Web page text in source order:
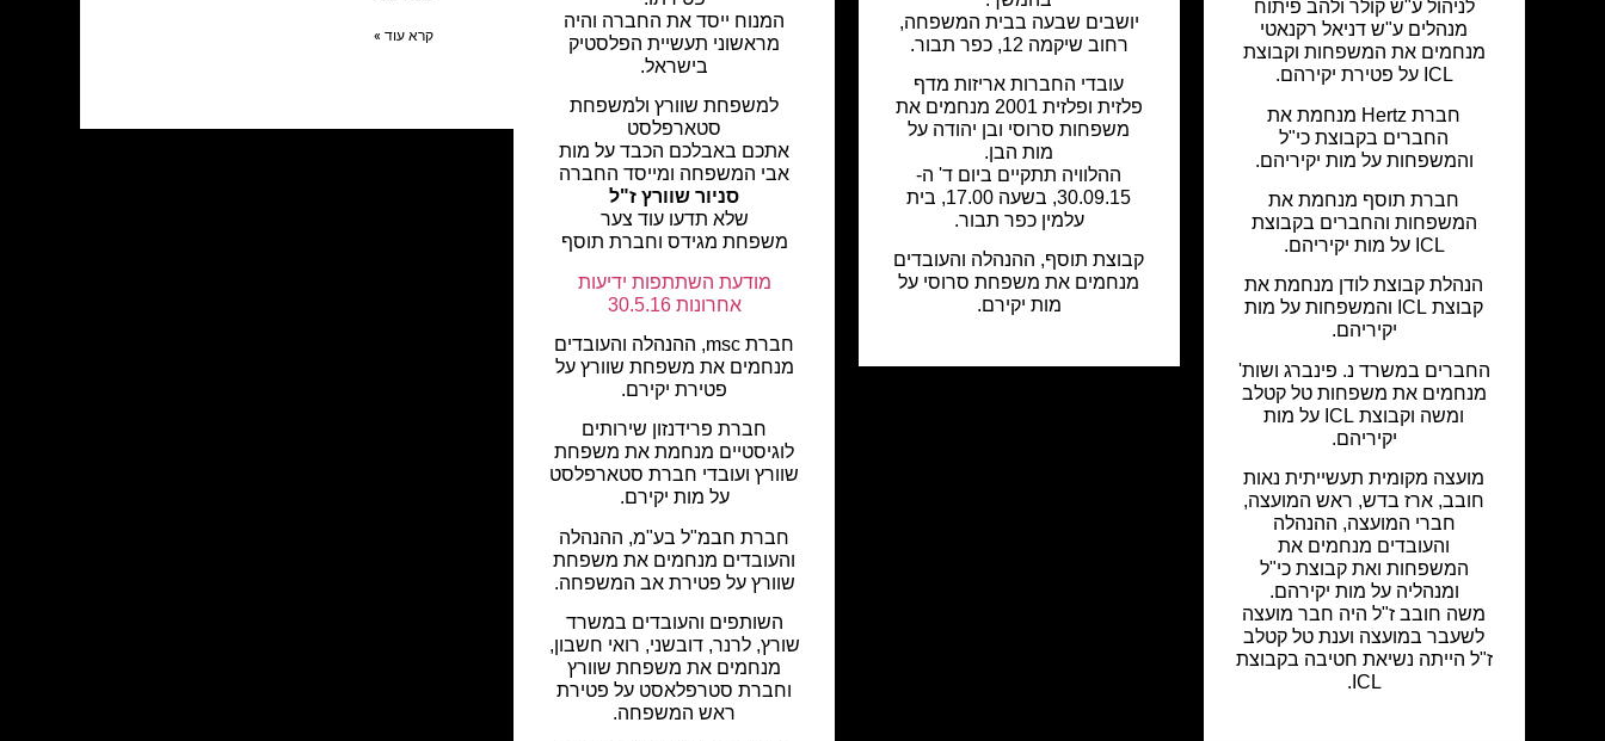
לניהול ע"ש קולר ולהב פיתוח
מנהלים ע"ש דניאל רקנאטי
מנחמים את המשפחות וקבוצת
ICL על פטירת יקירהם.
חברת Hertz מנחמת את
החברים בקבוצת כי"ל
והמשפחות על מות יקיריהם.
חברת תוסף מנחמת את
המשפחות והחברים בקבוצת
ICL על מות יקיריהם.
הנהלת קבוצת לודן מנחמת את
קבוצת ICL והמשפחות על מות
יקיריהם.
החברים במשרד נ. פינברג ושות'
מנחמים את משפחות טל קטלב
ומשה וקבוצת ICL על מות
יקיריהם.
מועצה מקומית תעשייתית נאות
חובב, ארז בדש, ראש המועצה,
חברי המועצה, ההנהלה
והעובדים מנחמים את
המשפחות ואת קבוצת כי"ל
ומנהליה על מות יקירהם.
משה חובב ז"ל היה חבר מועצה
לשעבר במועצה וענת טל קטלב
ז"ל הייתה נשיאת חטיבה בקבוצת
ICL.
המנוח ייסד את החברה והיה
מראשוני תעשיית הפלסטיק
בישראל.
למשפחת שוורץ ולמשפחת
סטארפלסט
אתכם באבלכם הכבד על מות
אבי המשפחה ומייסד החברה
סניור שוורץ ז"ל
שלא תדעו עוד צער
משפחת מגידס וחברת תוסף
מודעת השתתפות ידיעות
אחרונות 30.5.16
חברת msc, ההנהלה והעובדים
מנחמים את משפחת שוורץ על
פטירת יקירם.
חברת פרידנזון שירותים
לוגיסטיים מנחמת את משפחת
שוורץ ועובדי חברת סטארפלסט
על מות יקירם.
חברת חבמ"ל בע"מ, ההנהלה
והעובדים מנחמים את משפחת
שוורץ על פטירת אב המשפחה.
השותפים והעובדים במשרד
שורץ, לרנר, דובשני, רואי חשבון,
מנחמים את משפחת שוורץ
וחברת סטרפלאסט על פטירת
ראש המשפחה.
יושבים שבעה בבית המשפחה,
רחוב שיקמה 12, כפר תבור.
עובדי החברות אריזות מדף
פלזית ופלזית 2001 מנחמים את
משפחות סרוסי ובן יהודה על
מות הבן.
ההלוויה תתקיים ביום ד' ה-
30.09.15, בשעה 17.00, בית
עלמין כפר תבור.
קבוצת תוסף, ההנהלה והעובדים
מנחמים את משפחת סרוסי על
מות יקירם.
קרא עוד »